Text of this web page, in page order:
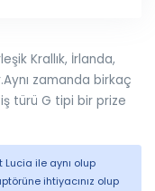
Krallık, İrlanda,
zamanda birkaç
türü G tipi bir prize
Lucia ile aynı olup
ihtiyacınız olup